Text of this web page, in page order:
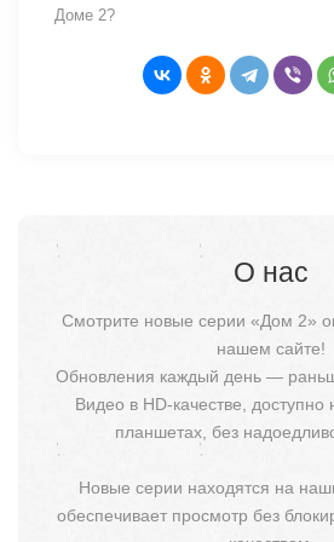
Доме 2?
О нас
Смотрите новые серии «Дом 2»
нашем сайте!
Обновления каждый день —
Видео в HD-качестве,
планшетах, без
Новые серии находятся на
обеспечивает просмотр без